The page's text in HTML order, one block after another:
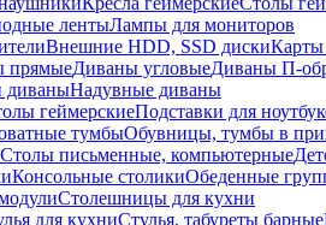
лентыЛампы для мониторов
Внешние HDD, SSD дискиКарты
прямыеДиваны угловыеДиваны П-
диваныНадувные диваны
геймерскиеПодставки для
тумбыОбувницы, тумбы в
Столы письменные, компьютерные
Консольные столикиОбеденные
Столешницы для кухни
для кухниСтулья, табуреты барные